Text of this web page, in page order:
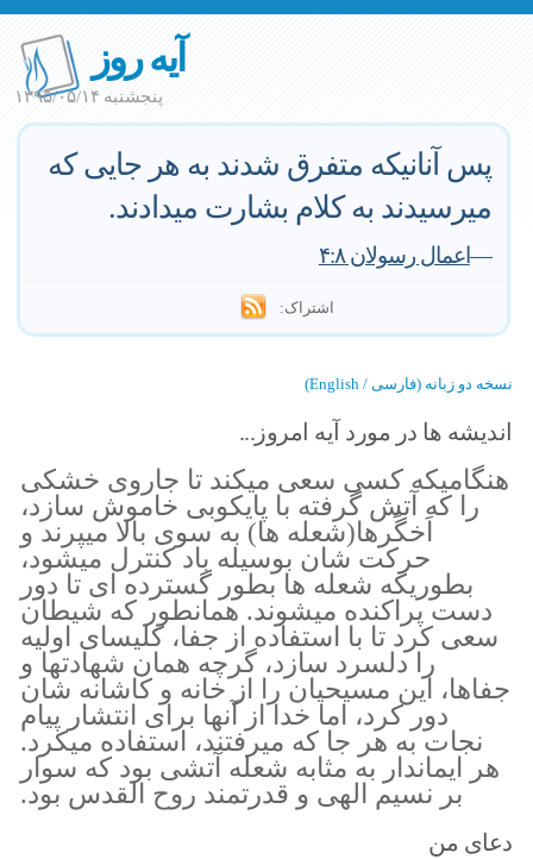
آیه روز
پنجشنبه ۱۳۹۵/۰۵/۱۴
پس آنانیکه متفرق شدند به هر جایی که
میرسیدند به کلام بشارت میدادند.
—اعمال رسولان ۴:۸
اشتراک:
نسخه دو زبانه (فارسی / English)
اندیشه ها در مورد آیه امروز...
هنگامیکه کسی سعی میکند تا جاروی خشکی
را که آتش گرفته با پایکوبی خاموش سازد،
اَخگَرها(شعله ها) به سوی بالا میپرند و
حرکت شان بوسیله باد کنترل میشود،
بطوریکه شعله ها بطور گسترده ای تا دور
دست پراکنده میشوند. همانطور که شیطان
سعی کرد تا با استفاده از جفا، کلیسای اولیه
را دلسرد سازد، گرچه همان شهادتها و
جفاها، این مسیحیان را از خانه و کاشانه شان
دور کرد، اما خدا از آنها برای انتشار پیام
نجات به هر جا که میرفتند، استفاده میکرد.
هر ایماندار به مثابه شعله آتشی بود که سوار
بر نسیم الهی و قدرتمند روح القدس بود.
دعای من